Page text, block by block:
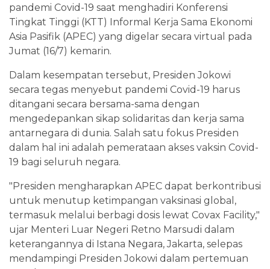
pandemi Covid-19 saat menghadiri Konferensi
Tingkat Tinggi (KTT) Informal Kerja Sama Ekonomi
Asia Pasifik (APEC) yang digelar secara virtual pada
Jumat (16/7) kemarin.
Dalam kesempatan tersebut, Presiden Jokowi
secara tegas menyebut pandemi Covid-19 harus
ditangani secara bersama-sama dengan
mengedepankan sikap solidaritas dan kerja sama
antarnegara di dunia. Salah satu fokus Presiden
dalam hal ini adalah pemerataan akses vaksin Covid-
19 bagi seluruh negara.
"Presiden mengharapkan APEC dapat berkontribusi
untuk menutup ketimpangan vaksinasi global,
termasuk melalui berbagi dosis lewat Covax Facility,"
ujar Menteri Luar Negeri Retno Marsudi dalam
keterangannya di Istana Negara, Jakarta, selepas
mendampingi Presiden Jokowi dalam pertemuan